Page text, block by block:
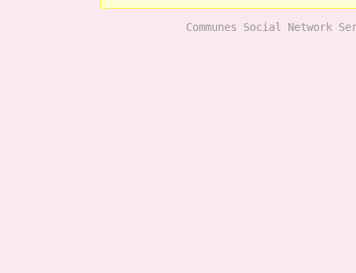
Communes Social Network